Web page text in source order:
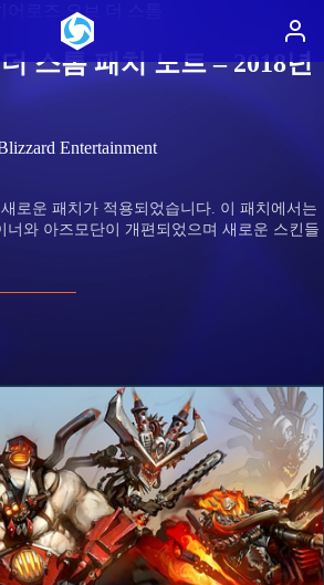
히어로즈 오브 더 스톰
스톰 패치 노트 – 2018년
Entertainment
로운 패치가 적용되었습니다. 이 패치에서는
너와 아즈모단이 개편되었으며 새로운 스킨들